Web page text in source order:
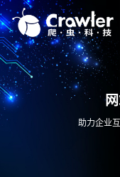
助力企业